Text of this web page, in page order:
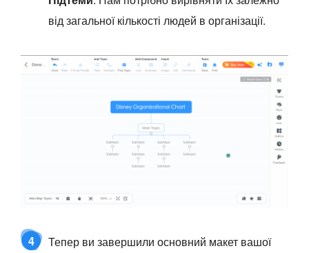
від загальної кількості людей в організації.
4
Тепер ви завершили основний макет вашої